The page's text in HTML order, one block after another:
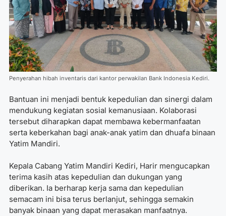
Penyerahan hibah inventaris dari kantor perwakilan Bank Indonesia Kediri.
Bantuan ini menjadi bentuk kepedulian dan sinergi dalam
mendukung kegiatan sosial kemanusiaan. Kolaborasi
tersebut diharapkan dapat membawa kebermanfaatan
serta keberkahan bagi anak-anak yatim dan dhuafa binaan
Yatim Mandiri.
Kepala Cabang Yatim Mandiri Kediri, Harir mengucapkan
terima kasih atas kepedulian dan dukungan yang
diberikan. Ia berharap kerja sama dan kepedulian
semacam ini bisa terus berlanjut, sehingga semakin
banyak binaan yang dapat merasakan manfaatnya.